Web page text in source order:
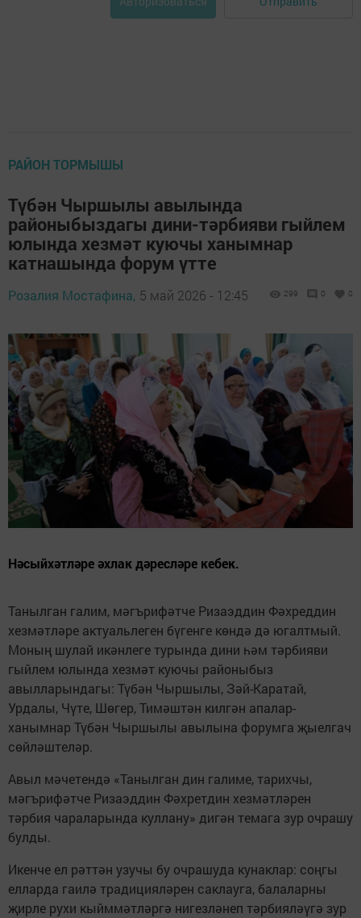
РАЙОН ТОРМЫШЫ
Түбән Чыршылы авылында
районыбыздагы дини-тәрбияви гыйлем
юлында хезмәт куючы ханымнар
катнашында форум үтте
Розалия Мостафина, 5 май 2026 - 12:45 299 0 0
Нәсыйхәтләре әхлак дәресләре кебек.
Танылган галим, мәгърифәтче Ризаэддин Фәхреддин
хезмәтләре актуальлеген бүгенге көндә дә югалтмый.
Моның шулай икәнлеге турында дини һәм тәрбияви
гыйлем юлында хезмәт куючы районыбыз
авылларындагы: Түбән Чыршылы, Зәй-Каратай,
Урдалы, Чүте, Шөгер, Тимәштән килгән апалар-
ханымнар Түбән Чыршылы авылына форумга җыелгач
сөйләштеләр.
Авыл мәчетендә «Танылган дин галиме, тарихчы,
мәгърифәтче Ризаэддин Фәхретдин хезмәтләрен
тәрбия чараларында куллану» дигән темага зур очрашу
булды.
Икенче ел рәттән узучы бу очрашуда кунаклар: соңгы
елларда гаилә традицияләрен саклауга, балаларны
җирле рухи кыйммәтләргә нигезләнеп тәрбияләүгә зур